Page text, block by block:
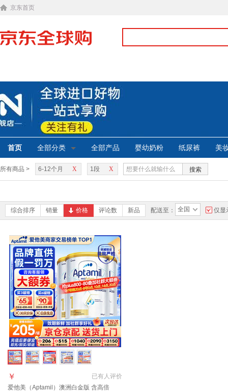
京东首页
首页 全部分类 全部产品 婴幼奶粉 纸尿裤 美
所有商品 > X
6-12个月 X
1段 搜索
综合排序 销量 价格 评论数 新品 配送至： 全国 仅显
已有人评价
￥
爱他美（Aptamil）澳洲白金版 含高倍